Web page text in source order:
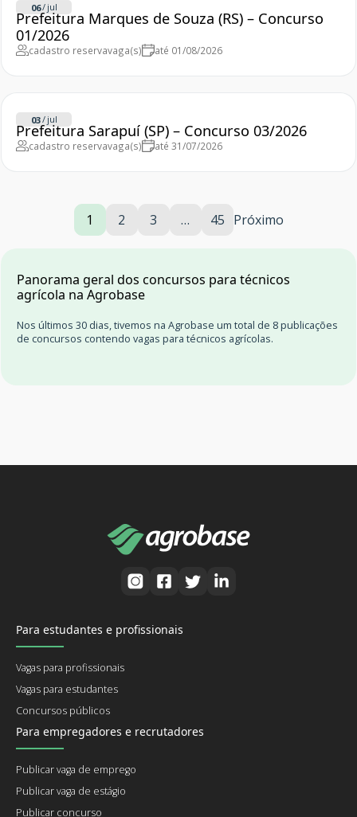
06/ jul
Prefeitura Marques de Souza (RS) – Concurso
01/2026
cadastro reservavaga(s) até 01/08/2026
03/ jul
Prefeitura Sarapuí (SP) – Concurso 03/2026
cadastro reservavaga(s) até 31/07/2026
1 2 3 … 45 Próximo
Panorama geral dos concursos para técnicos
agrícola na Agrobase
Nos últimos 30 dias, tivemos na Agrobase um total de 8 publicações
de concursos contendo vagas para técnicos agrícolas.
Para estudantes e profissionais
Vagas para profissionais
Vagas para estudantes
Concursos públicos
Para empregadores e recrutadores
Publicar vaga de emprego
Publicar vaga de estágio
Publicar concurso